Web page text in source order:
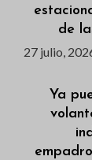
de
27 julio,
Ya